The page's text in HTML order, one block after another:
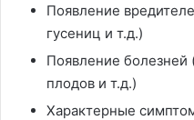
Появление
гусениц и т.д.)
Появление болезней
плодов и т.д.)
Характерные